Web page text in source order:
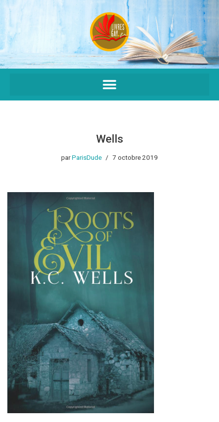
Aller
au
contenu
Wells
parParisDude 7 octobre 2019